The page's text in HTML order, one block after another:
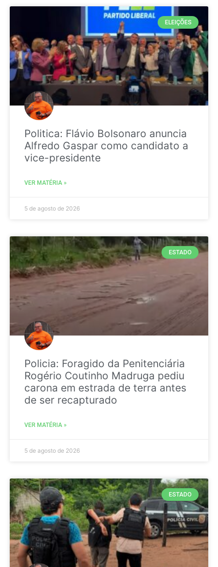
ELEIÇÕES
Politica: Flávio Bolsonaro anuncia
Alfredo Gaspar como candidato a
vice-presidente
VER MATÉRIA »
5 de agosto de 2026
ESTADO
Policia: Foragido da Penitenciária
Rogério Coutinho Madruga pediu
carona em estrada de terra antes
de ser recapturado
VER MATÉRIA »
5 de agosto de 2026
ESTADO